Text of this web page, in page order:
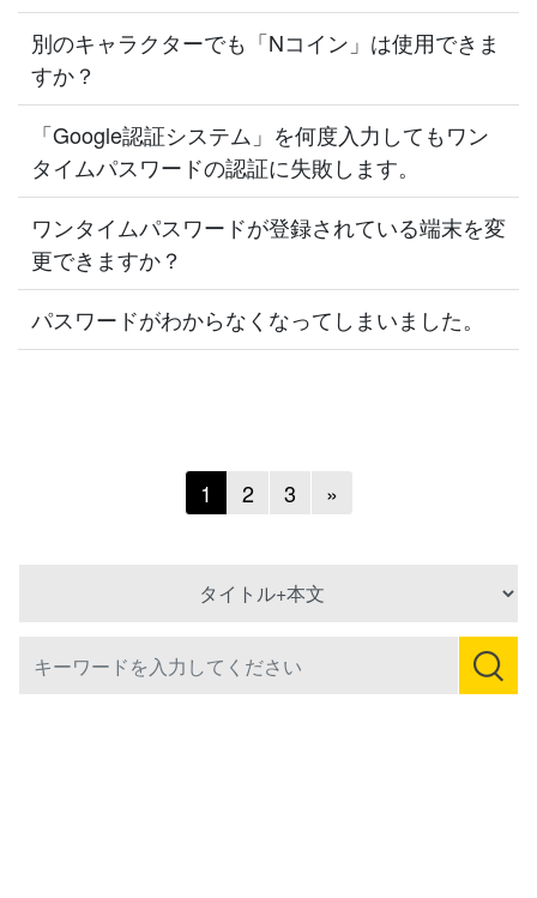
別のキャラクターでも「Nコイン」は使用できま
すか？
「Google認証システム」を何度入力してもワン
タイムパスワードの認証に失敗します。
ワンタイムパスワードが登録されている端末を変
更できますか？
パスワードがわからなくなってしまいました。
1 2 3 »